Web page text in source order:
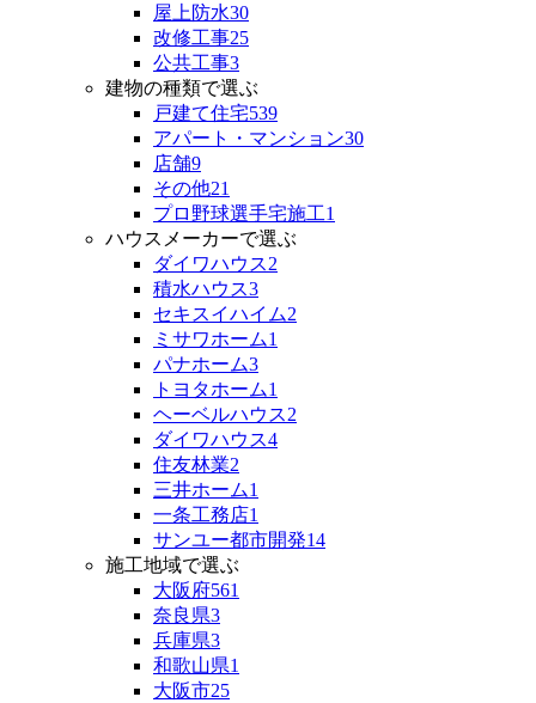
屋上防水30
改修工事25
公共工事3
建物の種類で選ぶ
戸建て住宅539
アパート・マンション30
店舗9
その他21
プロ野球選手宅施工1
ハウスメーカーで選ぶ
ダイワハウス2
積水ハウス3
セキスイハイム2
ミサワホーム1
パナホーム3
トヨタホーム1
ヘーベルハウス2
ダイワハウス4
住友林業2
三井ホーム1
一条工務店1
サンユー都市開発14
施工地域で選ぶ
大阪府561
奈良県3
兵庫県3
和歌山県1
大阪市25